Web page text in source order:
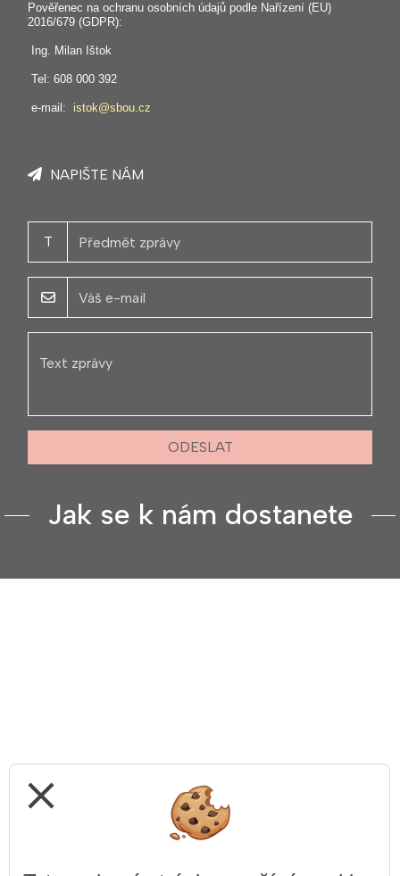
Pověřenec na ochranu osobních údajů podle Nařízení (EU)
2016/679 (GDPR):
Ing. Milan Ištok
Tel: 608 000 392
e-mail: istok@sbou.cz
NAPIŠTE NÁM
T
ODESLAT
Jak se k nám dostanete
close